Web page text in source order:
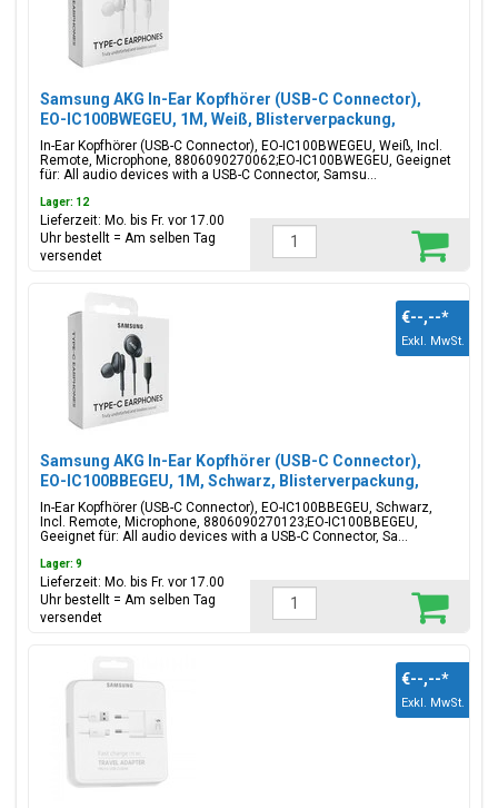
Samsung AKG In-Ear Kopfhörer (USB-C Connector),
EO-IC100BWEGEU, 1M, Weiß, Blisterverpackung,
8806090270062;EO-IC100BWEGEU
In-Ear Kopfhörer (USB-C Connector), EO-IC100BWEGEU, Weiß, Incl.
Remote, Microphone, 8806090270062;EO-IC100BWEGEU, Geeignet
für: All audio devices with a USB-C Connector, Samsu...
Lager: 12
Lieferzeit: Mo. bis Fr. vor 17.00
Uhr bestellt = Am selben Tag
versendet
Samsung AKG In-Ear Kopfhörer (USB-C Connector),
EO-IC100BBEGEU, 1M, Schwarz, Blisterverpackung,
8806090270123;EO-IC100BBEGEU
In-Ear Kopfhörer (USB-C Connector), EO-IC100BBEGEU, Schwarz,
Incl. Remote, Microphone, 8806090270123;EO-IC100BBEGEU,
Geeignet für: All audio devices with a USB-C Connector, Sa...
€--,--*
Exkl. MwSt.
Lager: 9
Lieferzeit: Mo. bis Fr. vor 17.00
Uhr bestellt = Am selben Tag
versendet
€--,--*
Exkl. MwSt.